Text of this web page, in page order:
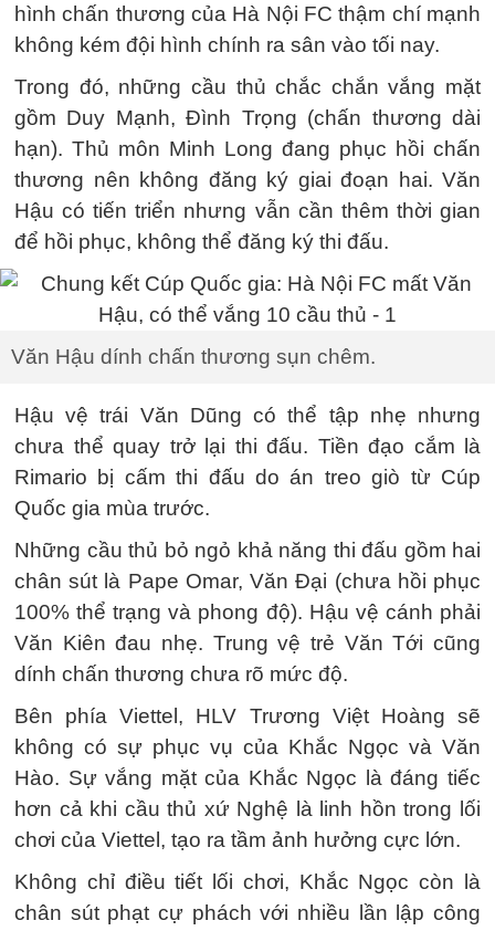
hình chấn thương của Hà Nội FC thậm chí mạnh
không kém đội hình chính ra sân vào tối nay.
Trong đó, những cầu thủ chắc chắn vắng mặt
gồm Duy Mạnh, Đình Trọng (chấn thương dài
hạn). Thủ môn Minh Long đang phục hồi chấn
thương nên không đăng ký giai đoạn hai. Văn
Hậu có tiến triển nhưng vẫn cần thêm thời gian
để hồi phục, không thể đăng ký thi đấu.
Văn Hậu dính chấn thương sụn chêm.
Hậu vệ trái Văn Dũng có thể tập nhẹ nhưng
chưa thể quay trở lại thi đấu. Tiền đạo cắm là
Rimario bị cấm thi đấu do án treo giò từ Cúp
Quốc gia mùa trước.
Những cầu thủ bỏ ngỏ khả năng thi đấu gồm hai
chân sút là Pape Omar, Văn Đại (chưa hồi phục
100% thể trạng và phong độ). Hậu vệ cánh phải
Văn Kiên đau nhẹ. Trung vệ trẻ Văn Tới cũng
dính chấn thương chưa rõ mức độ.
Bên phía Viettel, HLV Trương Việt Hoàng sẽ
không có sự phục vụ của Khắc Ngọc và Văn
Hào. Sự vắng mặt của Khắc Ngọc là đáng tiếc
hơn cả khi cầu thủ xứ Nghệ là linh hồn trong lối
chơi của Viettel, tạo ra tầm ảnh hưởng cực lớn.
Không chỉ điều tiết lối chơi, Khắc Ngọc còn là
chân sút phạt cự phách với nhiều lần lập công